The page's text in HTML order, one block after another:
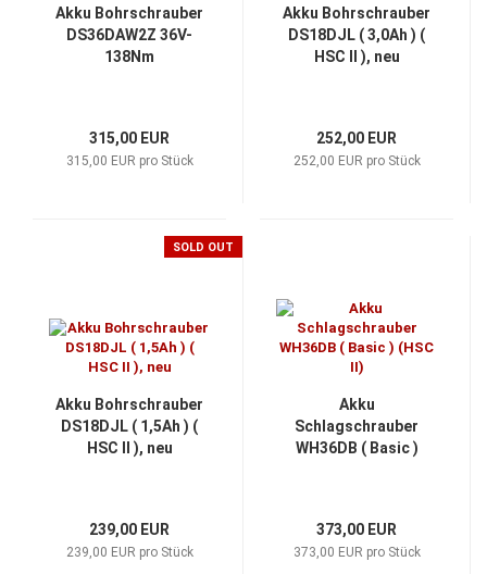
Akku Bohrschrauber
DS36DAW2Z 36V-
138Nm
315,00 EUR
315,00 EUR pro Stück
Akku Bohrschrauber
DS18DJL ( 3,0Ah ) (
HSC II ), neu
252,00 EUR
252,00 EUR pro Stück
SOLD OUT
Akku Bohrschrauber
DS18DJL ( 1,5Ah ) (
HSC II ), neu
239,00 EUR
239,00 EUR pro Stück
Akku
Schlagschrauber
WH36DB ( Basic )
373,00 EUR
373,00 EUR pro Stück